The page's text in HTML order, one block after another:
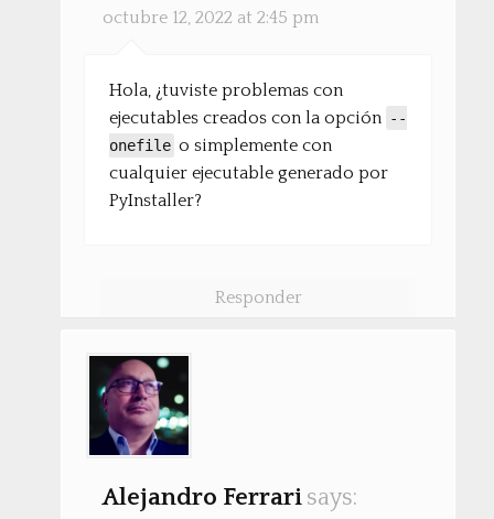
octubre 12, 2022 at 2:45 pm
Hola, ¿tuviste problemas con
ejecutables creados con la opción --
onefile o simplemente con
cualquier ejecutable generado por
PyInstaller?
Responder
Alejandro Ferrari says: